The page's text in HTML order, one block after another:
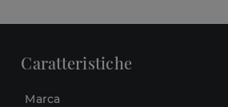
Caratteristiche
Marca